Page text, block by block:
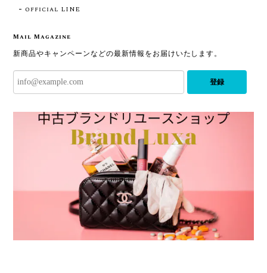
official LINE
Mail Magazine
新商品やキャンペーンなどの最新情報をお届けいたします。
登録